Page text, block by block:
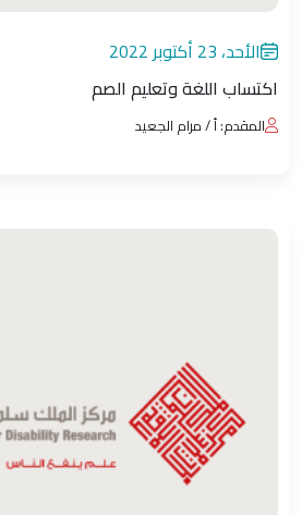
الأحد، 23 أكتوبر 2022
اكتساب اللغة وتعليم الصم
المقدم: أ / مرام الجعيد